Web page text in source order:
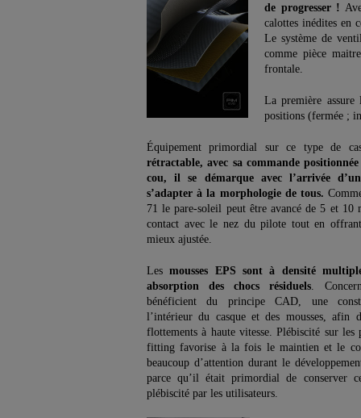
de progresser !
calottes inédites en
Le système de
comme pièce
frontale.
La première assure
positions (fermée ;
Équipement primordial sur ce type de
rétractable, avec sa commande
cou, il se démarque avec l’arrivée
s’adapter à la morphologie de tous.
71 le pare-soleil peut être avancé de 5 et 10
contact avec le nez du pilote tout en
mieux ajustée.
Lesmousses EPS sont à densité
absorption des chocs résiduels.
bénéficient du principe CAD, une
l’intérieur du casque et des mousses, afin
flottements à haute vitesse. Plébiscité sur les
fitting favorise à la fois le maintien et le
beaucoup d’attention durant le
parce qu’il était primordial de conserver
plébiscité par les utilisateurs.